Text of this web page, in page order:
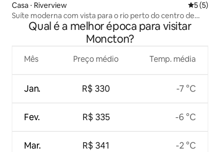
Casa ⋅ Riverview 5 de
5 (5)
Suíte moderna com vista para o rio perto do centro de
MonctonQual é a melhor época para visitar
Moncton?
Mês
Jan.
Fev.
Mar.
Preço médio
R$ 330
R$ 335
R$ 341
Temp. média
-7 °C
-6 °C
-2 °C